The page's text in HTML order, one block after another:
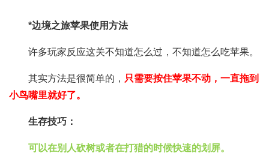
*边境之旅苹果使用方法
许多玩家反应这关不知道怎么过，不知道怎么吃苹果。
其实方法是很简单的， 只需要按住苹果不动，一直拖到
小鸟嘴里就好了。
生存技巧：
可以在别人砍树或者在打猎的时候快速的划屏。